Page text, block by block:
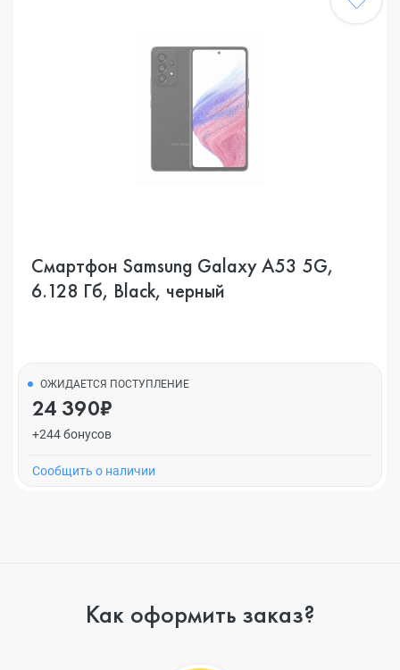
Смартфон Samsung Galaxy A53 5G,
6.128 Гб, Black, черный
ОЖИДАЕТСЯ ПОСТУПЛЕНИЕ
24 390₽
+244 бонусов
Cообщить о наличии
Как оформить заказ?